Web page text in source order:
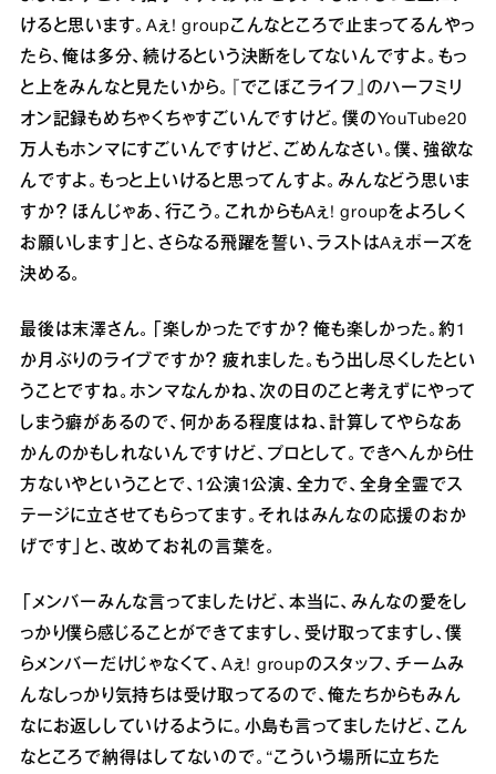
けると思います。Aぇ! groupこんなところで⽌まってるんやっ
たら、俺は多分、続けるという決断をしてないんですよ。もっ
と上をみんなと⾒たいから。『でこぼこライフ』のハーフミリ
オン記録もめちゃくちゃすごいんですけど。僕のYouTube20
万⼈もホンマにすごいんですけど、ごめんなさい。僕、強欲な
んですよ。もっと上いけると思ってんすよ。みんなどう思いま
すか？ ほんじゃあ、⾏こう。これからもAぇ! groupをよろしく
お願いします」と、さらなる⾶躍を誓い、ラストはAぇポーズを
決める。
最後は末澤さん。「楽しかったですか？ 俺も楽しかった。約1
か⽉ぶりのライブですか？ 疲れました。もう出し尽くしたとい
うことですね。ホンマなんかね、次の⽇のこと考えずにやって
しまう癖があるので、何かある程度はね、計算してやらなあ
かんのかもしれないんですけど、プロとして。できへんから仕
⽅ないやということで、1公演1公演、全⼒で、全⾝全霊でス
テージに⽴させてもらってます。それはみんなの応援のおか
げです」と、改めてお礼の⾔葉を。
「メンバーみんな⾔ってましたけど、本当に、みんなの愛をし
っかり僕ら感じることができてますし、受け取ってますし、僕
らメンバーだけじゃなくて、Aぇ! groupのスタッフ、チームみ
んなしっかり気持ちは受け取ってるので、俺たちからもみん
なにお返ししていけるように。⼩島も⾔ってましたけど、こん
なところで納得はしてないので。“こういう場所に⽴ちた